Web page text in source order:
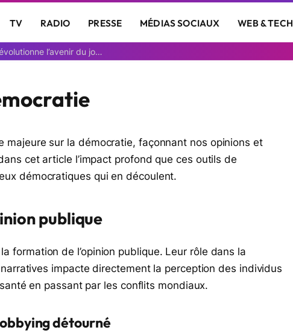
TV RADIO PRESSE MÉDIAS SOCIAUX WEB & TECH
Découvrez comment une animatrice IA révolutionne l’avenir du journalisme
majeure sur la démocratie, façonnant nos opinions et
cet article l’impact profond que ces outils de
démocratiques qui en découlent.
publique
formation de l’opinion publique. Leur rôle dans la
impacte directement la perception des individus
en passant par les conflits mondiaux.
détourné